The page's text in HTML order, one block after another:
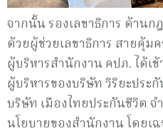
จากนั้น รองเลขาธิการ ด้าน
ด้วยผู้ช่วยเลขาธิการ สายคุ้ม
ผู้บริหารสำนักงาน คปภ. ได้เ
ผู้บริหารของบริษัท วิริยะประ
บริษัท เมืองไทยประกันชีวิต
นโยบายของสำนักงาน โดยเ